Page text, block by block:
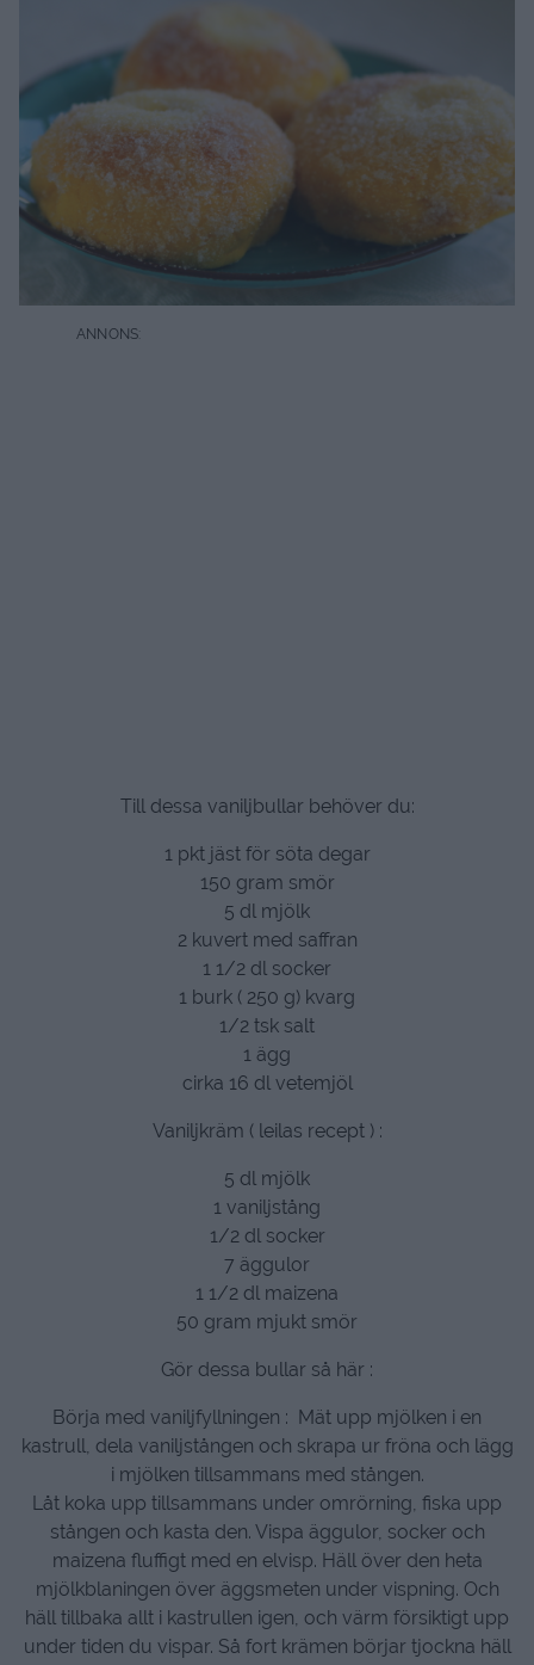
Till dessa vaniljbullar behöver du:
1 pkt jäst för söta degar
150 gram smör
5 dl mjölk
2 kuvert med saffran
1 1/2 dl socker
1 burk ( 250 g) kvarg
1/2 tsk salt
1 ägg
cirka 16 dl vetemjöl
Vaniljkräm ( leilas recept ) :
5 dl mjölk
1 vaniljstång
1/2 dl socker
7 äggulor
1 1/2 dl maizena
50 gram mjukt smör
Gör dessa bullar så här :
Börja med vaniljfyllningen : Mät upp mjölken i en
kastrull, dela vaniljstången och skrapa ur fröna och lägg
i mjölken tillsammans med stången.
Låt koka upp tillsammans under omrörning, fiska upp
stången och kasta den. Vispa äggulor, socker och
maizena fluffigt med en elvisp. Häll över den heta
mjölkblaningen över äggsmeten under vispning. Och
häll tillbaka allt i kastrullen igen, och värm försiktigt upp
under tiden du vispar. Så fort krämen börjar tjockna häll